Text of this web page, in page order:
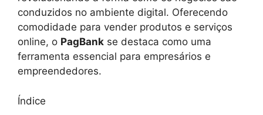
conduzidos no ambiente digital. Oferecendo
comodidade para vender produtos e serviços
online, o PagBank se destaca como uma
ferramenta essencial para empresários e
empreendedores.
Índice